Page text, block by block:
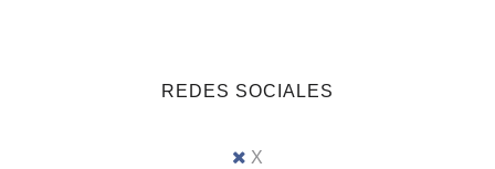
REDES SOCIALES
X